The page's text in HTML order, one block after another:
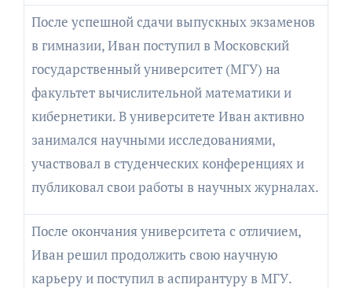
После успешной сдачи выпускных экзаменов
в гимназии, Иван поступил в Московский
государственный университет (МГУ) на
факультет вычислительной математики и
кибернетики. В университете Иван активно
занимался научными исследованиями,
участвовал в студенческих конференциях и
публиковал свои работы в научных журналах.
После окончания университета с отличием,
Иван решил продолжить свою научную
карьеру и поступил в аспирантуру в МГУ.